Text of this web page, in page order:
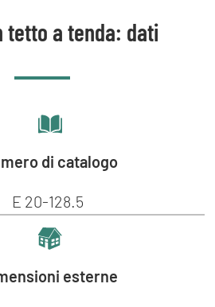
tetto a tenda: dati
di catalogo
E 20-128.5
esterne